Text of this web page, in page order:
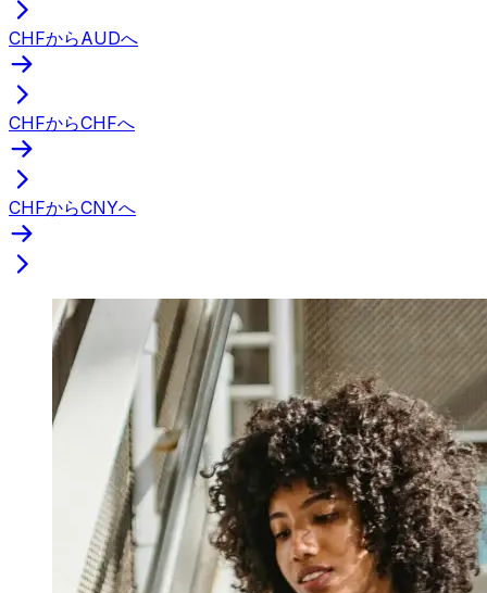
CHFからAUDへ
CHFからCHFへ
CHFからCNYへ